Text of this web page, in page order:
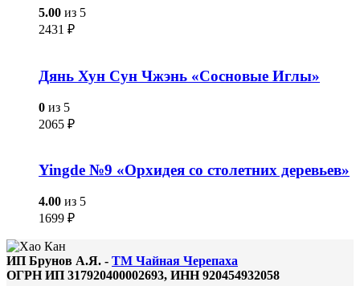
5.00 из 5
2431 ₽
Дянь Хун Сун Чжэнь «Сосновые Иглы»
0 из 5
2065 ₽
Yingde №9 «Орхидея со столетних деревьев»
4.00 из 5
1699 ₽
ИП Брунов А.Я. - ТМ Чайная Черепаха
ОГРН ИП 317920400002693, ИНН 920454932058